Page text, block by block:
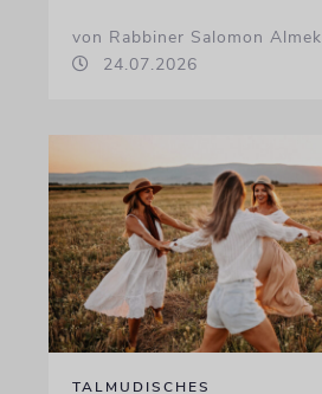
von Rabbiner Salomon
24.07.2026
TALMUDISCHES